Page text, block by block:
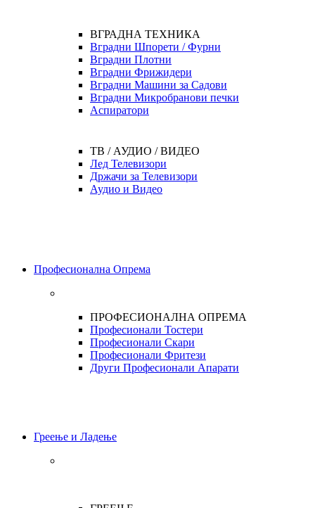
ВГРАДНА ТЕХНИКА
Вградни Шпорети / Фурни
Вградни Плотни
Вградни Фрижидери
Вградни Машини за Садови
Вградни Микробранови печки
Аспиратори
ТВ / АУДИО / ВИДЕО
Лед Телевизори
Држачи за Телевизори
Аудио и Видео
Професионална Опрема
ПРОФЕСИОНАЛНА ОПРЕМА
Професионали Тостери
Професионали Скари
Професионали Фритези
Други Професионали Апарати
Греење и Ладење